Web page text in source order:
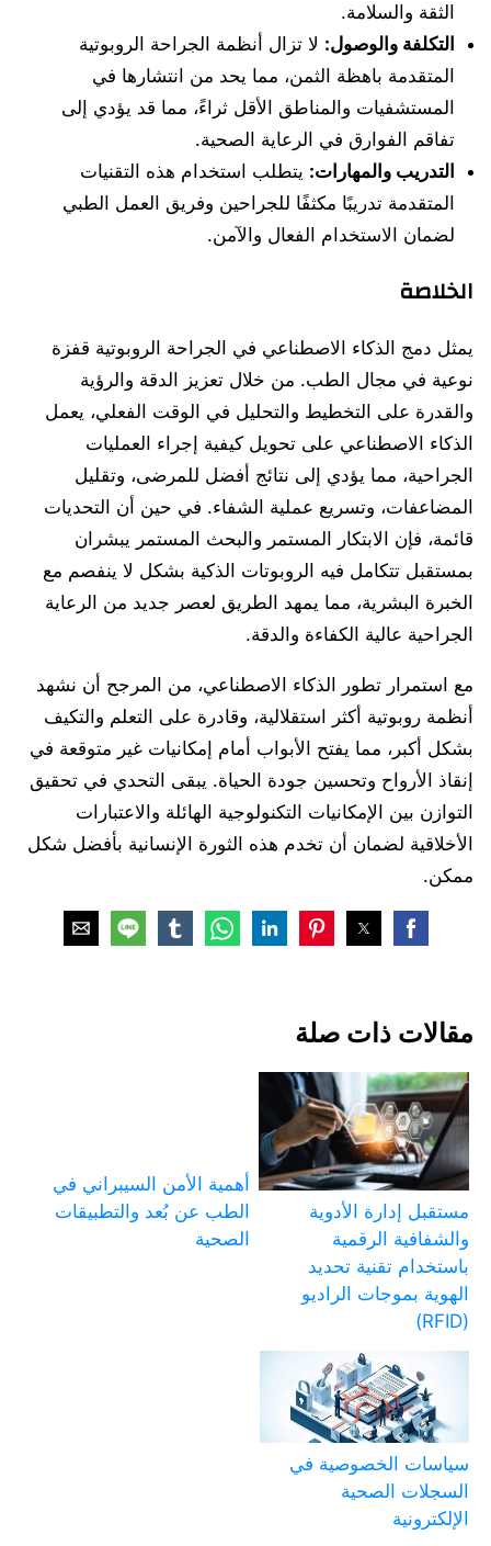
الثقة والسلامة.
التكلفة والوصول: لا تزال أنظمة الجراحة الروبوتية
المتقدمة باهظة الثمن، مما يحد من انتشارها في
المستشفيات والمناطق الأقل ثراءً، مما قد يؤدي إلى
تفاقم الفوارق في الرعاية الصحية.
التدريب والمهارات: يتطلب استخدام هذه التقنيات
المتقدمة تدريبًا مكثفًا للجراحين وفريق العمل الطبي
لضمان الاستخدام الفعال والآمن.
الخلاصة
يمثل دمج الذكاء الاصطناعي في الجراحة الروبوتية قفزة
نوعية في مجال الطب. من خلال تعزيز الدقة والرؤية
والقدرة على التخطيط والتحليل في الوقت الفعلي، يعمل
الذكاء الاصطناعي على تحويل كيفية إجراء العمليات
الجراحية، مما يؤدي إلى نتائج أفضل للمرضى، وتقليل
المضاعفات، وتسريع عملية الشفاء. في حين أن التحديات
قائمة، فإن الابتكار المستمر والبحث المستمر يبشران
بمستقبل تتكامل فيه الروبوتات الذكية بشكل لا ينفصم مع
الخبرة البشرية، مما يمهد الطريق لعصر جديد من الرعاية
الجراحية عالية الكفاءة والدقة.
مع استمرار تطور الذكاء الاصطناعي، من المرجح أن نشهد
أنظمة روبوتية أكثر استقلالية، وقادرة على التعلم والتكيف
بشكل أكبر، مما يفتح الأبواب أمام إمكانيات غير متوقعة في
إنقاذ الأرواح وتحسين جودة الحياة. يبقى التحدي في تحقيق
التوازن بين الإمكانيات التكنولوجية الهائلة والاعتبارات
الأخلاقية لضمان أن تخدم هذه الثورة الإنسانية بأفضل شكل
ممكن.
مقالات ذات صلة
مستقبل إدارة الأدوية
والشفافية الرقمية
باستخدام تقنية تحديد
الهوية بموجات الراديو
(RFID)
أهمية الأمن السيبراني في
الطب عن بُعد والتطبيقات
الصحية
سياسات الخصوصية في
السجلات الصحية
الإلكترونية